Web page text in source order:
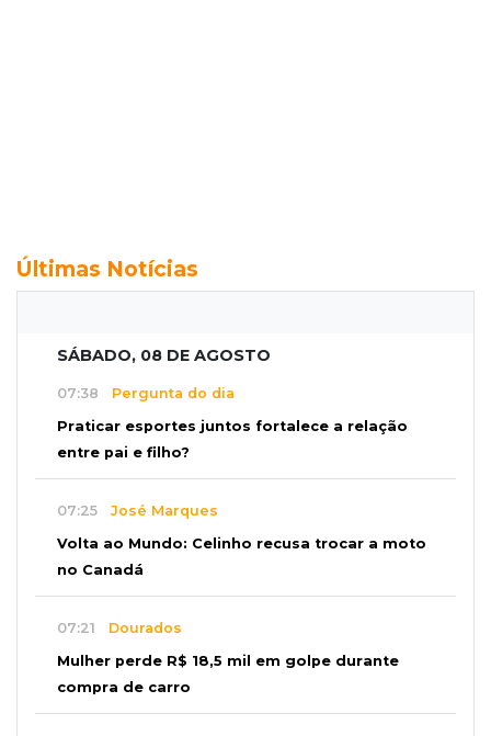
Últimas Notícias
SÁBADO, 08 DE AGOSTO
07:38 Pergunta do dia
Praticar esportes juntos fortalece a relação
entre pai e filho?
07:25 José Marques
Volta ao Mundo: Celinho recusa trocar a moto
no Canadá
07:21 Dourados
Mulher perde R$ 18,5 mil em golpe durante
compra de carro